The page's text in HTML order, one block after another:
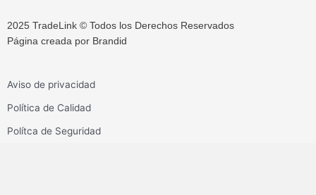
2025 TradeLink © Todos los Derechos Reservados
Página creada por Brandid
Aviso de privacidad
Política de Calidad
Polítca de Seguridad